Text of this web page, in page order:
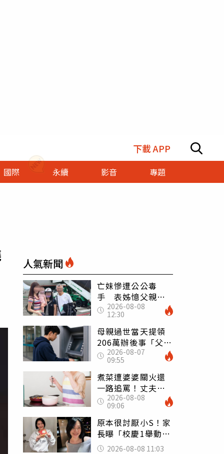
下載 APP
國際 永續 影音 專題
人氣新聞
亡妹慘遭公公毒
手 表姊憶父親節
前夕：小舅舅仍到
殯儀館陪她說話
2026-08-08
12:30
母親過世當天提領
206萬辦後事「父子
遭判刑」 律師：
搶錢先下手是罪
2026-08-07
09:55
煮菜遭婆婆關火還
一路追罵！丈夫勸
別計較「媽媽老
了」 人妻超崩
潰：我像台傭
2026-08-08
09:06
原本很討厭小S！家
長曝「校慶1舉動」
讓她徹底改觀 網
2026-08-08 11:03